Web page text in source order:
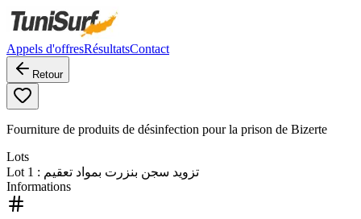
Appels d'offresRésultatsContact
Retour
Fourniture de produits de désinfection pour la prison de Bizerte
Lots
Lot 1
: تزويد سجن بنزرت بمواد تعقيم
Informations